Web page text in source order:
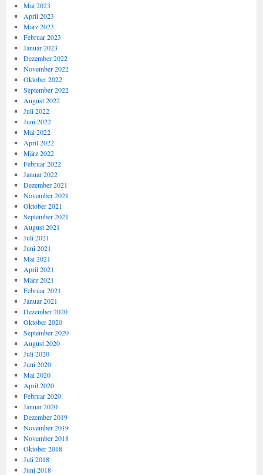
Mai 2023
April 2023
März 2023
Februar 2023
Januar 2023
Dezember 2022
November 2022
Oktober 2022
September 2022
August 2022
Juli 2022
Juni 2022
Mai 2022
April 2022
März 2022
Februar 2022
Januar 2022
Dezember 2021
November 2021
Oktober 2021
September 2021
August 2021
Juli 2021
Juni 2021
Mai 2021
April 2021
März 2021
Februar 2021
Januar 2021
Dezember 2020
Oktober 2020
September 2020
August 2020
Juli 2020
Juni 2020
Mai 2020
April 2020
Februar 2020
Januar 2020
Dezember 2019
November 2019
November 2018
Oktober 2018
Juli 2018
Juni 2018